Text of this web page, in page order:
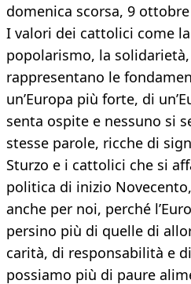
domenica scorsa, 9 ottobre
I valori dei cattolici come
popolarismo, la
rappresentano le
un’Europa più forte, di
senta ospite e nessuno si
stesse parole, ricche di
Sturzo e i cattolici che si
politica di inizio
anche per noi, perché
persino più di quelle di
carità, di responsabilità e
possiamo più di paure